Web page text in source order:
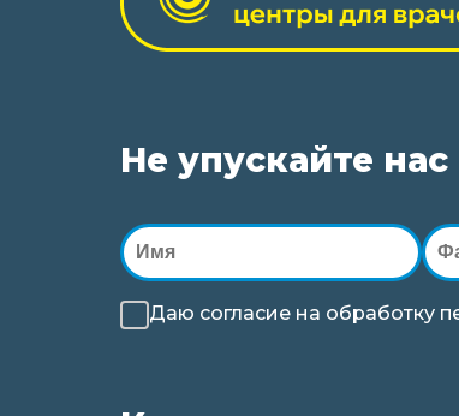
Не упускайте
Даю согласие на обработку